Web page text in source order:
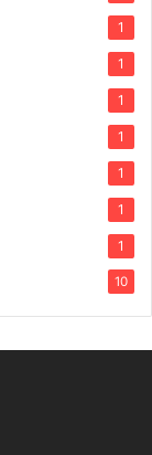
1
1
1
1
1
1
1
10